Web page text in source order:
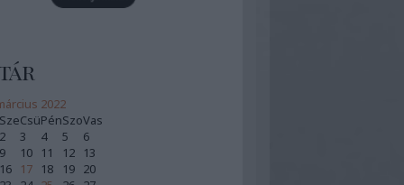
2022
SzeCsüPénSzoVas
2 3 4 5
6
9 10 11 12
13
16 17 18 19 20